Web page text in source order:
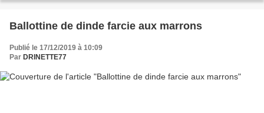
Ballottine de dinde farcie aux marrons
Publié le 17/12/2019 à 10:09
Par DRINETTE77